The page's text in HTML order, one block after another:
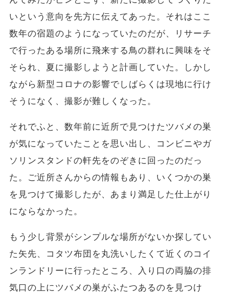
いという意向を先方に伝えてあった。それはここ
数年の宿題のようになっていたのだが、リサーチ
で行ったある場所に飛来する鳥の群れに興味をそ
そられ、夏に撮影しようと計画していた。しかし
ながら新型コロナの影響でしばらくは現地に行け
そうになく、撮影が難しくなった。
それでふと、数年前に近所で見つけたツバメの巣
が気になっていたことを思い出し、コンビニやガ
ソリンスタンドの軒先をのぞきに回ったのだっ
た。ご近所さんからの情報もあり、いくつかの巣
を見つけて撮影したが、あまり満足した仕上がり
にならなかった。
もう少し背景がシンプルな場所がないか探してい
た矢先、コタツ布団を丸洗いしたくて近くのコイ
ンランドリーに行ったところ、入り口の両脇の排
気口の上にツバメの巣がふたつあるのを見つけ